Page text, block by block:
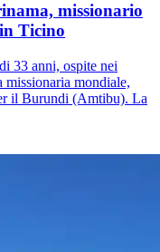
missionario
Ticino
33 anni, ospite nei
missionaria mondiale,
il Burundi (Amtibu). La